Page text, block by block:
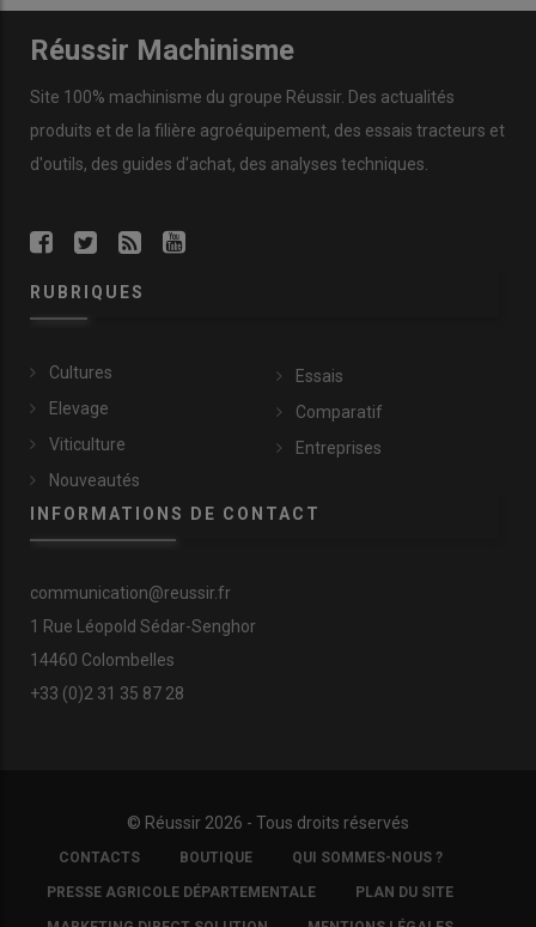
Le bec dispose au niveau de chaque rang de deux
convoyeuses. Ces oreilles sont importantes, car elles évitent
auxpanouillesde tomber à terre. Elles sont à remplacer
lorsqu’elles sont cassées ou perdues.
4 - Les chaînes cueilleuses dans
Durant l’hivernage, Olivier Jardin conseille de démonter toutes
leschaînes cueilleuseset de les mettre à tremper dans l’huile.
Cette opération évite qu’elles rouillent, mais aussi que leurs
Réussir Machinisme
Site 100% machinisme du groupe Réussir. Des actualités
produits et de la filière agroéquipement, des essais tracteurs et
d'outils, des guides d'achat, des analyses techniques.
RUBRIQUES
Cultures
Elevage
Viticulture
Nouveautés
Essais
Comparatif
Entreprises
INFORMATIONS DE CONTACT
communication@reussir.fr
1 Rue Léopold Sédar-Senghor
14460 Colombelles
+33 (0)2 31 35 87 28
© Réussir 2026 - Tous droits réservés
FOOTER
COPYRIGHT
CONTACTS BOUTIQUE QUI SOMMES-NOUS ?
PRESSE AGRICOLE DÉPARTEMENTALE PLAN DU SITE